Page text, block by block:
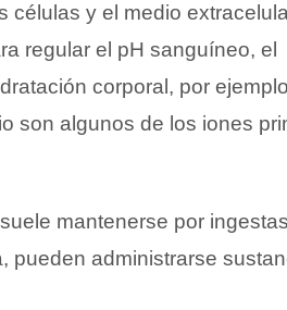
células y el medio
regular el pH sanguíneo, el
corporal, por
son algunos de los iones
mantenerse por
pueden administrarse